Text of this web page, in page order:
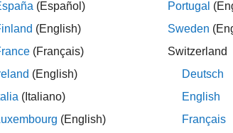
りたたむ
元数の実数値によるべき乗
数を作成し、実数値スカラーでべき乗します。
(Español)
(English)
(Français)
(English)
(Italiano)
(English)
Portugal
Sweden
Switzerland
Deutsch
English
Français